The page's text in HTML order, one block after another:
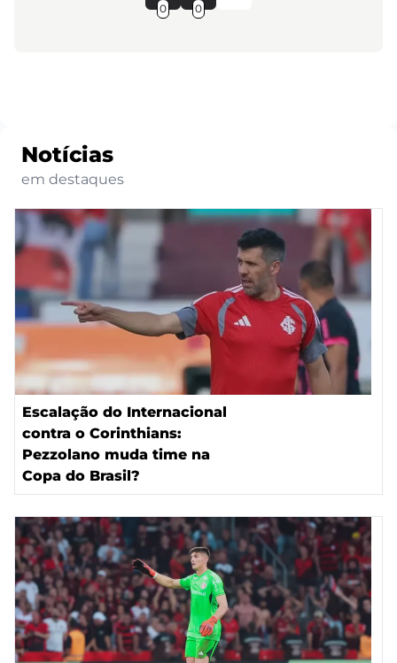
0 0
Notícias
em destaques
Escalação do Internacional
contra o Corinthians:
Pezzolano muda time na
Copa do Brasil?